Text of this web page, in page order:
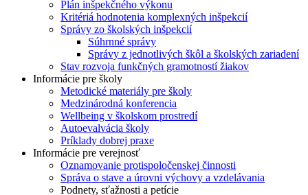
Plán inšpekčného výkonu
Kritériá hodnotenia komplexných inšpekcií
Správy zo školských inšpekcií
Súhrnné správy
Správy z jednotlivých škôl a školských zariadení
Stav rozvoja funkčných gramotností žiakov
Informácie pre školy
Metodické materiály pre školy
Medzinárodná konferencia
Wellbeing v školskom prostredí
Autoevalvácia školy
Príklady dobrej praxe
Informácie pre verejnosť
Oznamovanie protispoločenskej činnosti
Správa o stave a úrovni výchovy a vzdelávania
Podnety, sťažnosti a petície